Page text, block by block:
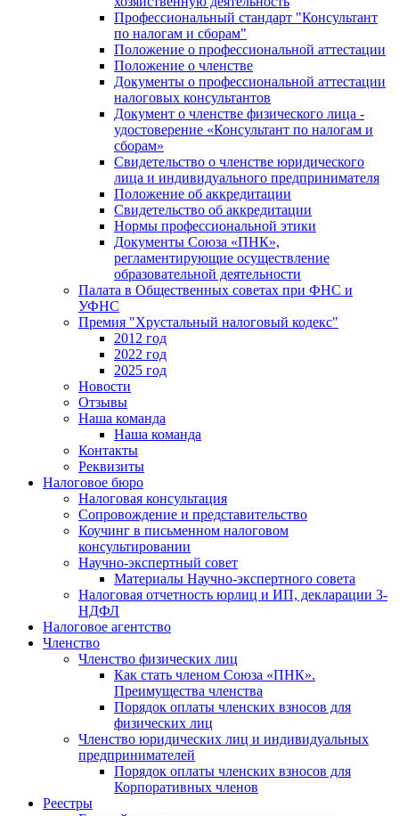
Профессиональный стандарт "Консультант
по налогам и сборам"
Положение о профессиональной аттестации
Положение о членстве
Документы о профессиональной аттестации
налоговых консультантов
Документ о членстве физического лица -
удостоверение «Консультант по налогам и
сборам»
Свидетельство о членстве юридического
лица и индивидуального предпринимателя
Положение об аккредитации
Свидетельство об аккредитации
Нормы профессиональной этики
Документы Союза «ПНК»,
регламентирующие осуществление
образовательной деятельности
Палата в Общественных советах при ФНС и
УФНС
Премия "Хрустальный налоговый кодекс"
2012 год
2022 год
2025 год
Новости
Отзывы
Наша команда
Наша команда
Контакты
Реквизиты
Налоговое бюро
Налоговая консультация
Cопровождение и представительство
Коучинг в письменном налоговом
консультировании
Научно-экспертный совет
Материалы Научно-экспертного совета
Налоговая отчетность юрлиц и ИП, декларации 3-
НДФЛ
Налоговое агентство
Членство
Членство физических лиц
Как стать членом Союза «ПНК».
Преимущества членства
Порядок оплаты членских взносов для
физических лиц
Членство юридических лиц и индивидуальных
предпринимателей
Порядок оплаты членских взносов для
Корпоративных членов
Реестры